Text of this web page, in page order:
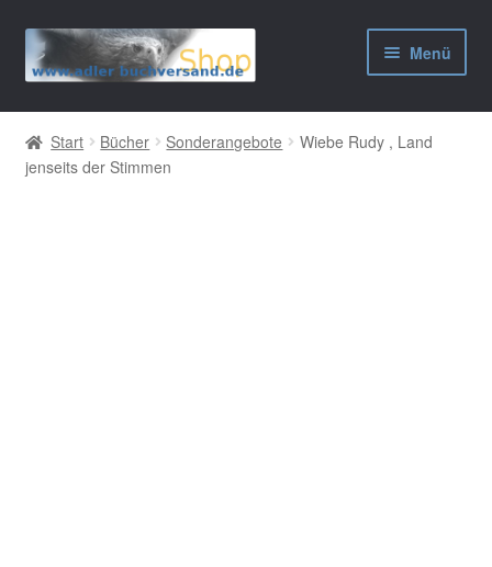
Zur
Navigation
Zum
Inhalt
Menü
AGB
Widerrufsbelehrung
Start Bücher Sonderangebote
Wiebe Rudy , Land
jenseits der Stimmen